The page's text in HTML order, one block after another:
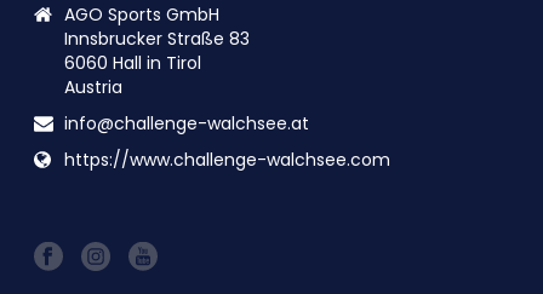
AGO Sports GmbH
Innsbrucker Straße 83
6060 Hall in Tirol
Austria
info@challenge-walchsee.at
https://www.challenge-walchsee.com